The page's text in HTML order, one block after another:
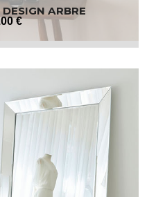
ARBRE
€